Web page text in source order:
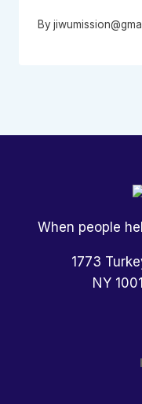
By
When people
1773
NY